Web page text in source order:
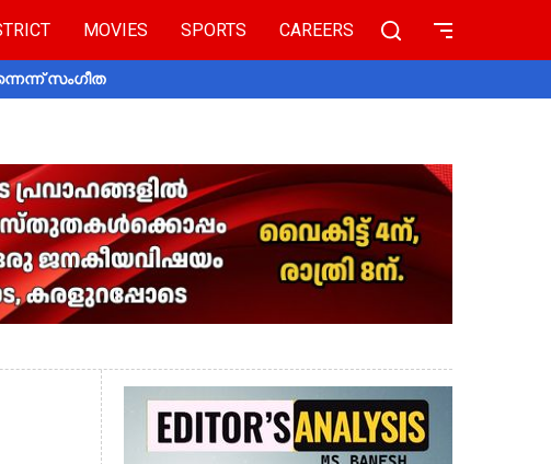
MOVIES SPORTS CAREERS
സംഗീത